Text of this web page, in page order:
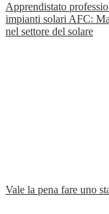
Apprendistato
impianti solari AFC:
nel settore del solare
Vale la pena fare uno